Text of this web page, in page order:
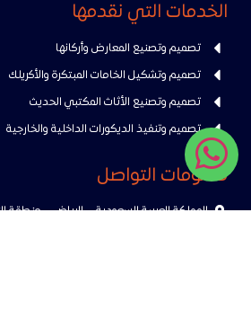
الخدمات التي نقدمها
تصميم وتصنيع المعارض وأركانها
تصميم وتشكيل الخامات المبتكرة والأكريلك
تصميم وتصنيع الأثاث المكتبي الحديث
تصميم وتنفيذ الديكورات الداخلية والخارجية
معلومات التواصل
المملكة العربية السعودية – الرياض – منطقة